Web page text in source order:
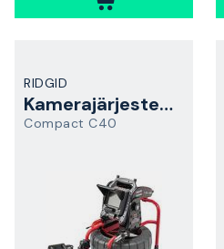
RIDGID
Kamerajärjestelmä
Compact C40